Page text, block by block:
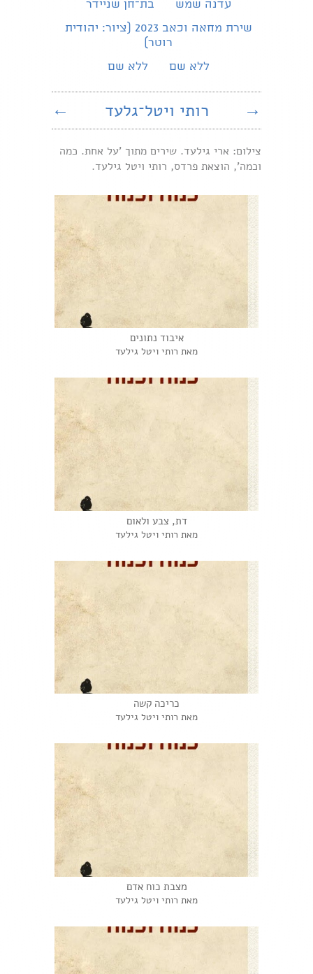
עדנה שמש
בת־חן שניידר
שירת מחאה וכאב 2023 (ציור: יהודית
רוטר)
ללא שם
ללא שם
רותי ויטל־גלעד ← →
צילום: ארי גילעד. שירים מתוך 'על אחת. כמה
וכמה', הוצאת פרדס, רותי ויטל גילעד.
איבוד נתונים
מאת רותי ויטל גילעד
דת, צבע ולאום
מאת רותי ויטל גילעד
כריכה קשה
מאת רותי ויטל גילעד
מצבת כוח אדם
מאת רותי ויטל גילעד